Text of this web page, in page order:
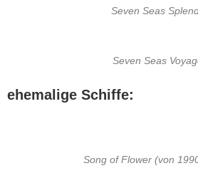
Seven Seas
Seven Seas
ehemalige Schiffe:
Song of Flower (von